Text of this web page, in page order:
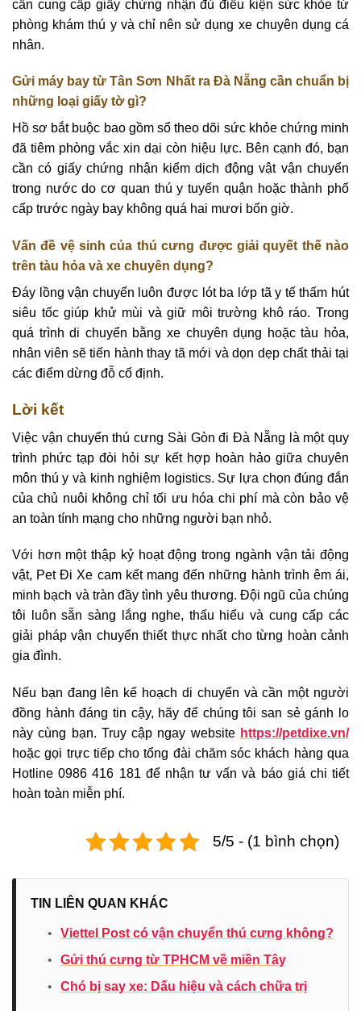
cần cung cấp giấy chứng nhận đủ điều kiện sức khỏe từ
phòng khám thú y và chỉ nên sử dụng xe chuyên dụng cá
nhân.
Gửi máy bay từ Tân Sơn Nhất ra Đà Nẵng cần chuẩn bị
những loại giấy tờ gì?
Hồ sơ bắt buộc bao gồm sổ theo dõi sức khỏe chứng minh
đã tiêm phòng vắc xin dại còn hiệu lực. Bên cạnh đó, bạn
cần có giấy chứng nhận kiểm dịch động vật vận chuyển
trong nước do cơ quan thú y tuyến quận hoặc thành phố
cấp trước ngày bay không quá hai mươi bốn giờ.
Vấn đề vệ sinh của thú cưng được giải quyết thế nào
trên tàu hỏa và xe chuyên dụng?
Đáy lồng vận chuyển luôn được lót ba lớp tã y tế thấm hút
siêu tốc giúp khử mùi và giữ môi trường khô ráo. Trong
quá trình di chuyển bằng xe chuyên dụng hoặc tàu hỏa,
nhân viên sẽ tiến hành thay tã mới và dọn dẹp chất thải tại
các điểm dừng đỗ cố định.
Lời kết
Việc vận chuyển thú cưng Sài Gòn đi Đà Nẵng là một quy
trình phức tạp đòi hỏi sự kết hợp hoàn hảo giữa chuyên
môn thú y và kinh nghiệm logistics. Sự lựa chọn đúng đắn
của chủ nuôi không chỉ tối ưu hóa chi phí mà còn bảo vệ
an toàn tính mạng cho những người bạn nhỏ.
Với hơn một thập kỷ hoạt động trong ngành vận tải động
vật, Pet Đi Xe cam kết mang đến những hành trình êm ái,
minh bạch và tràn đầy tình yêu thương. Đội ngũ của chúng
tôi luôn sẵn sàng lắng nghe, thấu hiểu và cung cấp các
giải pháp vận chuyển thiết thực nhất cho từng hoàn cảnh
gia đình.
Nếu bạn đang lên kế hoạch di chuyển và cần một người
đồng hành đáng tin cậy, hãy để chúng tôi san sẻ gánh lo
này cùng bạn. Truy cập ngay website https://petdixe.vn/
hoặc gọi trực tiếp cho tổng đài chăm sóc khách hàng qua
Hotline 0986 416 181 để nhận tư vấn và báo giá chi tiết
hoàn toàn miễn phí.
5/5 - (1 bình chọn)
TIN LIÊN QUAN KHÁC
•
Viettel Post có vận chuyển thú cưng không?
•
Gửi thú cưng từ TPHCM về miền Tây
•
Chó bị say xe: Dấu hiệu và cách chữa trị